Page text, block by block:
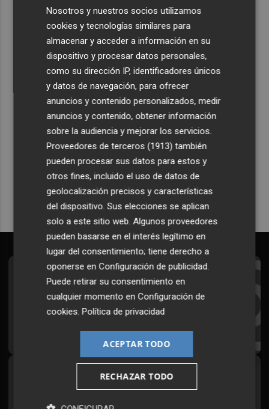
Fin a la racha de seis macrotrasvases del Tajo al Segura:
reducen el agua a 27 hm3 en septiembre por la caída de
las reservas
Recibe toda la actualidad de
Plaza Podcast en tu correo
Quiero suscribirme
Suscríbete al Boletín
Todos los días a primera hora en tu email
¡Quiero suscribirme!
Síguenos en redes
Nosotros y nuestros socios utilizamos
cookies y tecnologías similares para
almacenar y acceder a información en su
dispositivo y procesar datos personales,
como su dirección IP, identificadores únicos
y datos de navegación, para ofrecer
anuncios y contenido personalizados, medir
anuncios y contenido, obtener información
sobre la audiencia y mejorar los servicios.
Proveedores de terceros (1913) también
pueden procesar sus datos para estos y
otros fines, incluido el uso de datos de
geolocalización precisos y características
del dispositivo. Sus elecciones se aplican
solo a este sitio web. Algunos proveedores
pueden basarse en el interés legítimo en
lugar del consentimiento; tiene derecho a
oponerse enConfiguración de publicidad
Puede retirar su consentimiento en
cualquier momento enConfiguración de
cookies .Política de privacidad
ACEPTAR TODO
RECHAZAR TODO